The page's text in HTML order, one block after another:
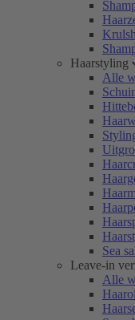
Haarstyling
Alle
Sea
Leave-in
Alle